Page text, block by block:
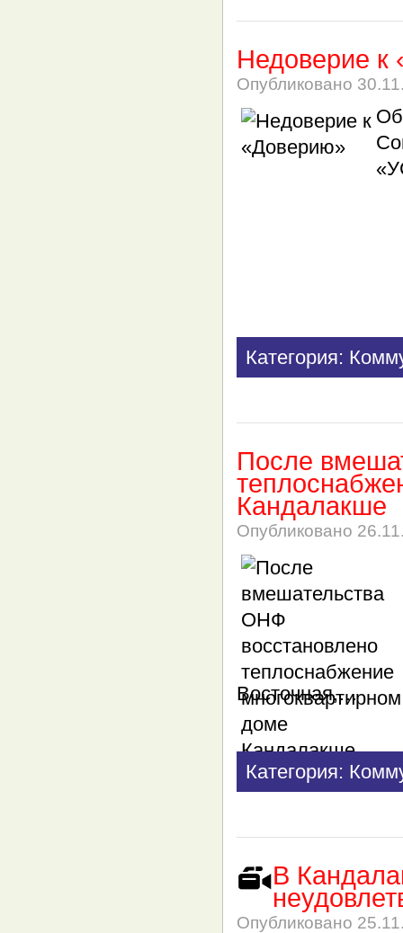
Недоверие к
Опубликовано
Категория:
После
Кандалакше
Опубликовано
Восточная,…
Категория:
В
Опубликовано